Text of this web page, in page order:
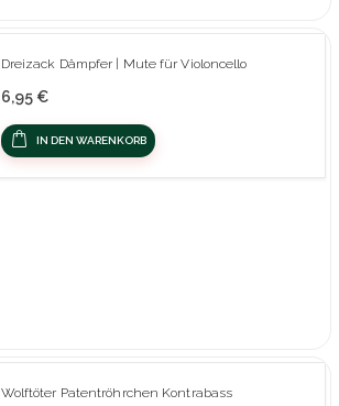
Dreizack Dämpfer | Mute für Violoncello
6,95 €
IN DEN WARENKORB
Wolftöter Patentröhrchen Kontrabass